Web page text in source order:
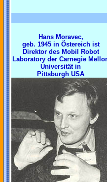
Hans Moravec,
geb. 1945 in Östereich ist
Direktor des Mobil Robot
Laboratory der Carnegie
Universität in
Pittsburgh USA